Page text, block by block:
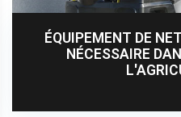
ÉQUIPEMENT DE
NÉCESSAIRE